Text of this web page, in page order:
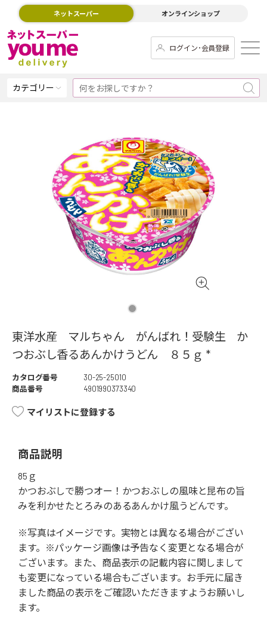
ネットスーパー オンラインショップ
ログイン･会員登録
カテゴリー
東洋水産 マルちゃん がんばれ！受験生 か
つおぶし香るあんかけうどん ８５ｇ *
カタログ番号
30-25-25010
商品番号
4901990373340
マイリストに登録する
商品説明
85ｇ
かつおぶしで勝つオー！かつおぶしの風味と昆布の旨
みを利かせたとろみのあるあんかけ風うどんです。
※写真はイメージです。実物とは異なる場合がござい
ます。※パッケージ画像は予告なく変更となる場合が
ございます。また、商品表示の記載内容に関しまして
も変更になっている場合もございます。お手元に届き
ました商品の表示をご確認いただきますようお願いし
ます。